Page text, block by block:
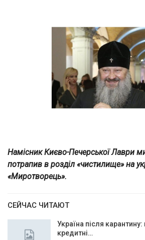
Намісник Києво-Печерської Лаври
потрапив в розділ «чистилище» на
«Миротворець».
СЕЙЧАС ЧИТАЮТ
Україна після карантину:
кредитні…